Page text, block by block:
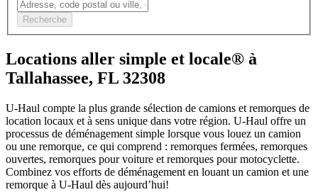
Recherche
Locations aller simple et locale® à
Tallahassee, FL 32308
U-Haul compte la plus grande sélection de camions et remorques de
location locaux et à sens unique dans votre région. U-Haul offre un
processus de déménagement simple lorsque vous louez un camion
ou une remorque, ce qui comprend : remorques fermées, remorques
ouvertes, remorques pour voiture et remorques pour motocyclette.
Combinez vos efforts de déménagement en louant un camion et une
remorque à U-Haul dès aujourd’hui!